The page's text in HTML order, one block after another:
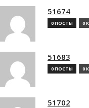
51674
0 ПОСТЫ 0
51683
0 ПОСТЫ 0
51702